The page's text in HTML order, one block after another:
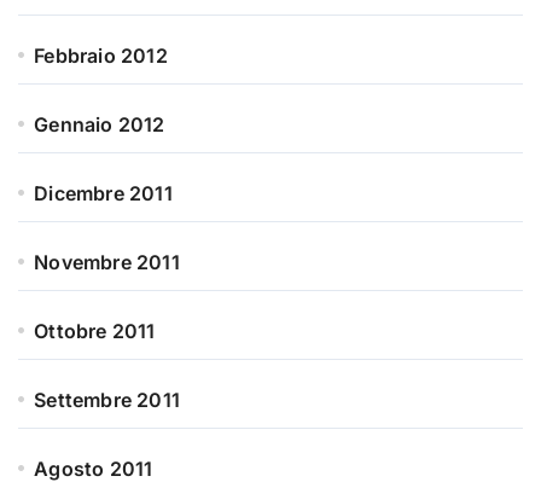
Febbraio 2012
Gennaio 2012
Dicembre 2011
Novembre 2011
Ottobre 2011
Settembre 2011
Agosto 2011